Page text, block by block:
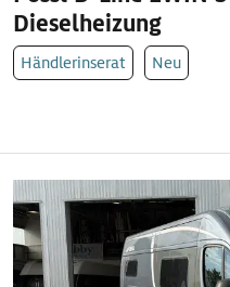
Dieselheizung
Händlerinserat Neu